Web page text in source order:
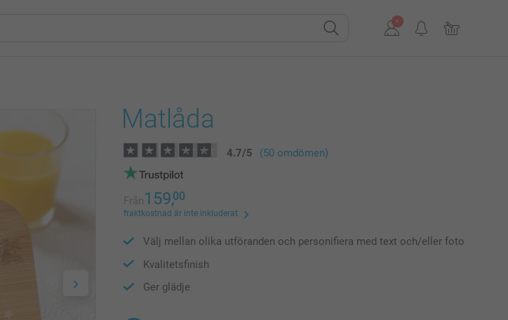
Matlåda
4.7/5 (50 omdömen)
Från159,00
fraktkostnad är inte inkluderat
Välj mellan olika utföranden och personifiera med text och/eller foto
Kvalitetsfinish
Ger glädje